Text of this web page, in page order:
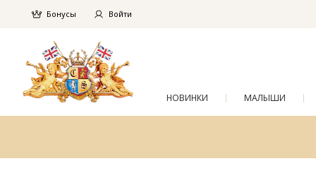
Бонусы Войти
НОВИНКИ МАЛЫШИ